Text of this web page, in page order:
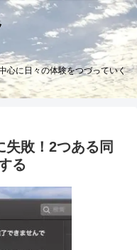
心に日々の体験をつづっていく
失敗！2つある同
る